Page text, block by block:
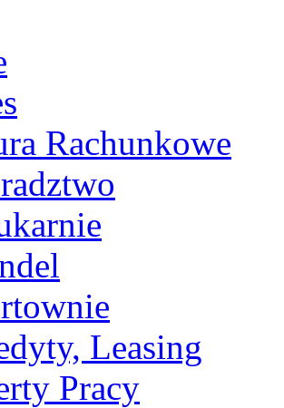
Rachunkowe
Leasing
Pracy